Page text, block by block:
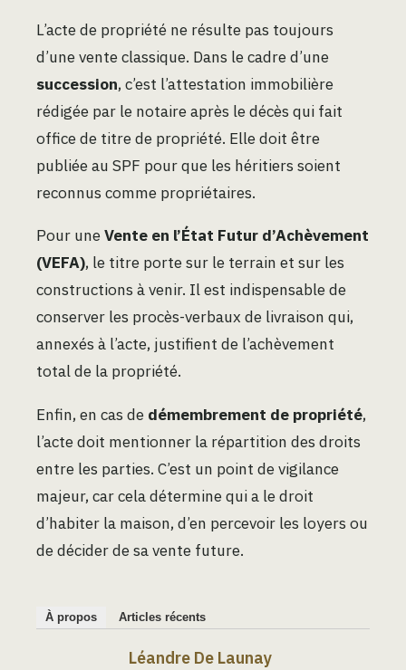
L’acte de propriété ne résulte pas toujours
d’une vente classique. Dans le cadre d’une
succession, c’est l’attestation immobilière
rédigée par le notaire après le décès qui fait
office de titre de propriété. Elle doit être
publiée au SPF pour que les héritiers soient
reconnus comme propriétaires.
Pour uneVente en l’État Futur d’Achèvement
(VEFA), le titre porte sur le terrain et sur les
constructions à venir. Il est indispensable de
conserver les procès-verbaux de livraison qui,
annexés à l’acte, justifient de l’achèvement
total de la propriété.
Enfin, en cas de démembrement de propriété,
l’acte doit mentionner la répartition des droits
entre les parties. C’est un point de vigilance
majeur, car cela détermine qui a le droit
d’habiter la maison, d’en percevoir les loyers ou
de décider de sa vente future.
À propos Articles récents
Léandre De Launay